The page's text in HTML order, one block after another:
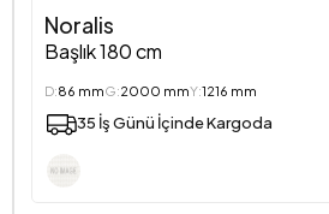
Noralis
Başlık 180 cm
D:86 mmG:2000 mmY:1216 mm
35 İş Günü İçinde Kargoda